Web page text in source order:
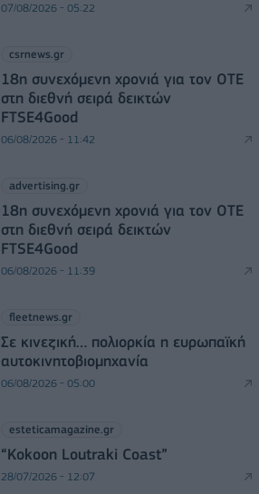
07/08/2026 - 05:22
csrnews.gr
18η συνεχόμενη χρονιά για τον ΟΤΕ
στη διεθνή σειρά δεικτών
FTSE4Good
06/08/2026 - 11:42
advertising.gr
18η συνεχόμενη χρονιά για τον ΟΤΕ
στη διεθνή σειρά δεικτών
FTSE4Good
06/08/2026 - 11:39
fleetnews.gr
Σε κινεζική… πολιορκία η ευρωπαϊκή
αυτοκινητοβιομηχανία
06/08/2026 - 05:00
esteticamagazine.gr
“Kokoon Loutraki Coast”
28/07/2026 - 12:07